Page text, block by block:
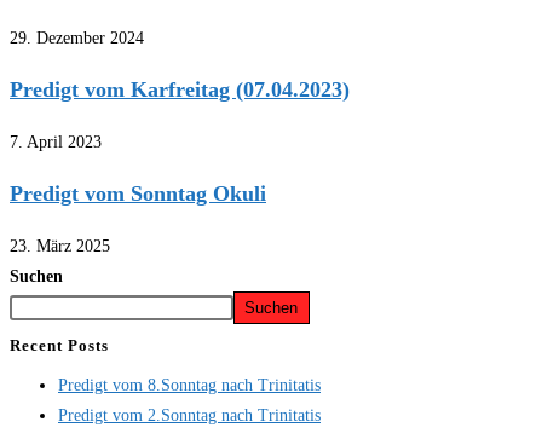
29. Dezember 2024
Predigt vom Karfreitag (07.04.2023)
7. April 2023
Predigt vom Sonntag Okuli
23. März 2025
Suchen
Suchen
Recent Posts
Predigt vom 8.Sonntag nach Trinitatis
Predigt vom 2.Sonntag nach Trinitatis